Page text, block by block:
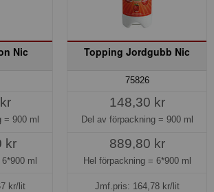
Nic
= 900 ml
kr
6*900 ml
kr/lit
Topping Jordgubb Nic
75826
148,30 kr
Del av förpackning = 900 ml
889,80 kr
Hel förpackning = 6*900 ml
Jmf.pris: 164,78kr/lit